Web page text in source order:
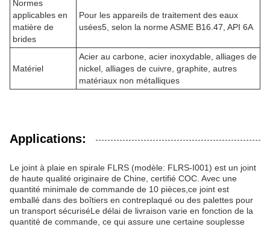
Normes
applicables en
matière de
brides
Pour les appareils de traitement des eaux
usées5, selon la norme ASME B16.47, API 6A
Matériel
Acier au carbone, acier inoxydable, alliages de
nickel, alliages de cuivre, graphite, autres
matériaux non métalliques
Applications:
Le joint à plaie en spirale FLRS (modèle: FLRS-I001) est un joint
de haute qualité originaire de Chine, certifié COC. Avec une
quantité minimale de commande de 10 pièces,ce joint est
emballé dans des boîtiers en contreplaqué ou des palettes pour
un transport sécuriséLe délai de livraison varie en fonction de la
quantité de commande, ce qui assure une certaine souplesse